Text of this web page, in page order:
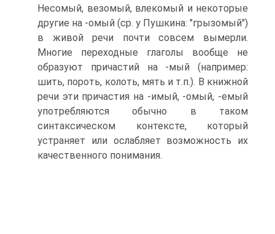
Несомый, везомый, влекомый и некоторые
другие на -омый (ср. у Пушкина: "грызомый")
в живой речи почти совсем вымерли.
Многие переходные глаголы вообще не
образуют причастий на -мый (например:
шить, пороть, колоть, мять и т.п.). В книжной
речи эти причастия на -имый, -омый, -емый
употребляются обычно в таком
синтаксическом контексте, который
устраняет или ослабляет возможность их
качественного понимания.